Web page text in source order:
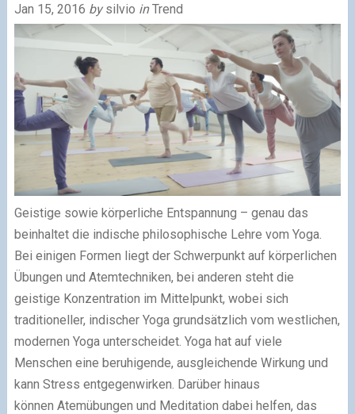
Jan 15, 2016 bysilvio inTrend
Geistige sowie körperliche Entspannung – genau das
beinhaltet die indische philosophische Lehre vom Yoga.
Bei einigen Formen liegt der Schwerpunkt auf körperlichen
Übungen und Atemtechniken, bei anderen steht die
geistige Konzentration im Mittelpunkt, wobei sich
traditioneller, indischer Yoga grundsätzlich vom westlichen,
modernen Yoga unterscheidet. Yoga hat auf viele
Menschen eine beruhigende, ausgleichende Wirkung und
kann Stress entgegenwirken. Darüber hinaus
können Atemübungen und Meditation dabei helfen, das